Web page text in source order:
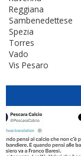
Reggiana
Sambenedettese
Spezia
Torres
Vado
Vis Pesaro